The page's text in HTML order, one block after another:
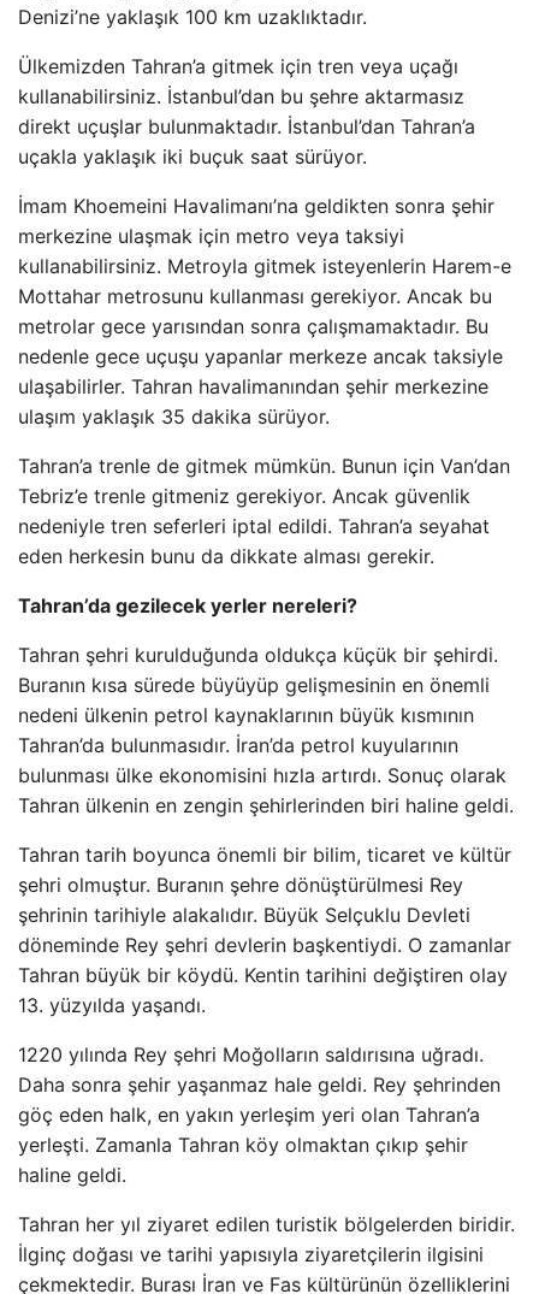
Denizi’ne yaklaşık 100 km uzaklıktadır.
Ülkemizden Tahran’a gitmek için tren veya uçağı
kullanabilirsiniz. İstanbul’dan bu şehre aktarmasız
direkt uçuşlar bulunmaktadır. İstanbul’dan Tahran’a
uçakla yaklaşık iki buçuk saat sürüyor.
İmam Khoemeini Havalimanı’na geldikten sonra şehir
merkezine ulaşmak için metro veya taksiyi
kullanabilirsiniz. Metroyla gitmek isteyenlerin Harem-e
Mottahar metrosunu kullanması gerekiyor. Ancak bu
metrolar gece yarısından sonra çalışmamaktadır. Bu
nedenle gece uçuşu yapanlar merkeze ancak taksiyle
ulaşabilirler. Tahran havalimanından şehir merkezine
ulaşım yaklaşık 35 dakika sürüyor.
Tahran’a trenle de gitmek mümkün. Bunun için Van’dan
Tebriz’e trenle gitmeniz gerekiyor. Ancak güvenlik
nedeniyle tren seferleri iptal edildi. Tahran’a seyahat
eden herkesin bunu da dikkate alması gerekir.
Tahran’da gezilecek yerler nereleri?
Tahran şehri kurulduğunda oldukça küçük bir şehirdi.
Buranın kısa sürede büyüyüp gelişmesinin en önemli
nedeni ülkenin petrol kaynaklarının büyük kısmının
Tahran’da bulunmasıdır. İran’da petrol kuyularının
bulunması ülke ekonomisini hızla artırdı. Sonuç olarak
Tahran ülkenin en zengin şehirlerinden biri haline geldi.
Tahran tarih boyunca önemli bir bilim, ticaret ve kültür
şehri olmuştur. Buranın şehre dönüştürülmesi Rey
şehrinin tarihiyle alakalıdır. Büyük Selçuklu Devleti
döneminde Rey şehri devlerin başkentiydi. O zamanlar
Tahran büyük bir köydü. Kentin tarihini değiştiren olay
13. yüzyılda yaşandı.
1220 yılında Rey şehri Moğolların saldırısına uğradı.
Daha sonra şehir yaşanmaz hale geldi. Rey şehrinden
göç eden halk, en yakın yerleşim yeri olan Tahran’a
yerleşti. Zamanla Tahran köy olmaktan çıkıp şehir
haline geldi.
Tahran her yıl ziyaret edilen turistik bölgelerden biridir.
İlginç doğası ve tarihi yapısıyla ziyaretçilerin ilgisini
çekmektedir. Burası İran ve Fas kültürünün özelliklerini